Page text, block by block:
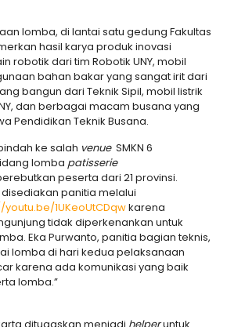
lomba, di lantai satu gedung Fakultas
hasil karya produk inovasi
robotik dari tim Robotik UNY, mobil
bahan bakar yang sangat irit dari
bangun dari Teknik Sipil, mobil listrik
dan berbagai macam busana yang
Pendidikan Teknik Busana.
ke salah venueSMKN 6
lomba patisserie
peserta dari 21 provinsi.
disediakan panitia melalui
1UKeoUtCDqwkarena
tidak diperkenankan untuk
Eka Purwanto, panitia bagian teknis,
lomba di hari kedua pelaksanaan
karena ada komunikasi yang baik
lomba.”